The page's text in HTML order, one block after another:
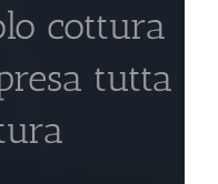
cottura
tutta